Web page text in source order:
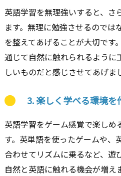
英語学習を無理強いすると、さ
ます。無理に勉強させるので
を整えてあげることが大切です
通じて自然に触れられるように
しいものだと感じさせてあげま
3.楽しく学べる環境を
英語学習をゲーム感覚で楽しめ
す。英単語を使ったゲームや、
合わせてリズムに乗るなど、遊
自然と英語に触れる機会が増え